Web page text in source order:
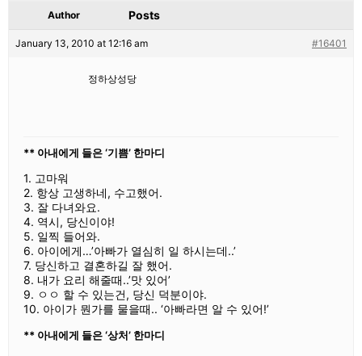
Author Posts
January 13, 2010 at 12:16 am #16401
정하상성당
** 아내에게 들은 ‘기쁨’ 한마디
1. 고마워
2. 항상 고생하네, 수고했어.
3. 잘 다녀와요.
4. 역시, 당신이야!
5. 일찍 들어와.
6. 아이에게…’아빠가 열심히 일 하시는데..’
7. 당신하고 결혼하길 잘 했어.
8. 내가 요리 해줄때..’맛 있어’
9. ㅇㅇ 할 수 있는건, 당신 덕분이야.
10. 아이가 뭔가를 물을때.. ‘아빠라면 알 수 있어!’
** 아내에게 들은 ‘상처’ 한마디